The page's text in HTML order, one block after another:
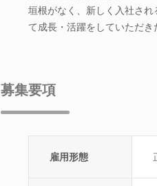
垣根がなく、新しく入社さ
て成長・活躍をしていただき
募集要項
雇用形態